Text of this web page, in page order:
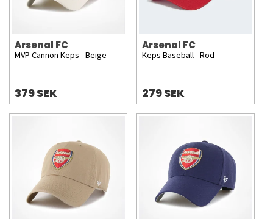
Arsenal FC
MVP Cannon Keps - Beige
379 SEK
Arsenal FC
Keps Baseball - Röd
279 SEK